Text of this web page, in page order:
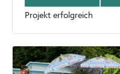
Projekt erfolgreich